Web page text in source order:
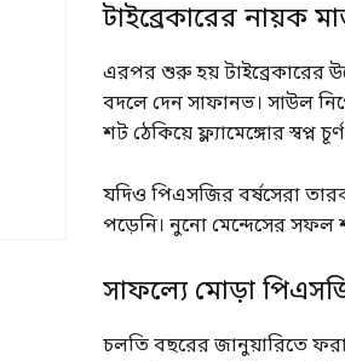
টাইব্রেকারের নায়ক
এরপর শুরু হয় টাইব্রেকারের
বদলে দেন সাফানভ। সাউল
শট ঠেকিয়ে ফ্ল্যামেঙ্গোর
যদিও পিএসজির বর্ষসেরা
পড়েনি। নুনো মেন্দেসের সফল
সাফল্যে মোড়া
চলতি বছরের জানুয়ারিতে